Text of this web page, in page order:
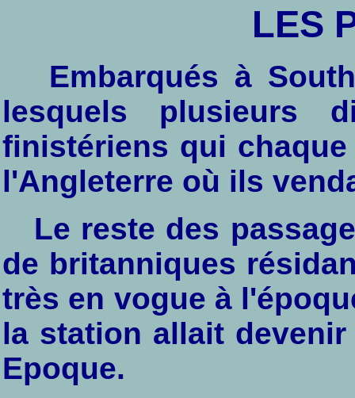
LES
Embarqués à
lesquels
finistériens qui
l'Angleterre où ils
Le reste des
de britanniques
très en vogue à
la station allait
Epoque.